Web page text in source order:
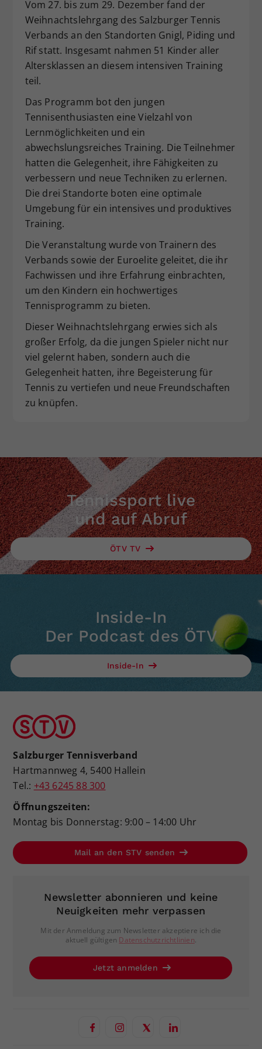
Vom 27. bis zum 29. Dezember fand der
Weihnachtslehrgang des Salzburger Tennis
Verbands an den Standorten Gnigl, Piding und
Rif statt. Insgesamt nahmen 51 Kinder aller
Altersklassen an diesem intensiven Training
teil.
Das Programm bot den jungen
Tennisenthusiasten eine Vielzahl von
Lernmöglichkeiten und ein
abwechslungsreiches Training. Die Teilnehmer
hatten die Gelegenheit, ihre Fähigkeiten zu
verbessern und neue Techniken zu erlernen.
Die drei Standorte boten eine optimale
Umgebung für ein intensives und produktives
Training.
Die Veranstaltung wurde von Trainern des
Verbands sowie der Euroelite geleitet, die ihr
Fachwissen und ihre Erfahrung einbrachten,
um den Kindern ein hochwertiges
Tennisprogramm zu bieten.
Dieser Weihnachtslehrgang erwies sich als
großer Erfolg, da die jungen Spieler nicht nur
viel gelernt haben, sondern auch die
Gelegenheit hatten, ihre Begeisterung für
Tennis zu vertiefen und neue Freundschaften
zu knüpfen.
Tennissport live
und auf Abruf
ÖTV TV
Inside-In
Der Podcast des ÖTV
Inside-In
Salzburger Tennisverband
Hartmannweg 4, 5400 Hallein
Tel.: +43 6245 88 300
Öffnungszeiten:
Montag bis Donnerstag: 9:00 – 14:00 Uhr
Mail an den STV senden
Newsletter abonnieren und keine
Neuigkeiten mehr verpassen
Mit der Anmeldung zum Newsletter akzeptiere ich die
aktuell gültigen Datenschutzrichtlinien.
Jetzt anmelden
Zweck
Dieser Wert speichert Ihre Consent-
Einstellungen. Unter anderem eine
zufällig generierte ID, für die
historische Speicherung Ihrer
vorgenommen Einstellungen, falls der